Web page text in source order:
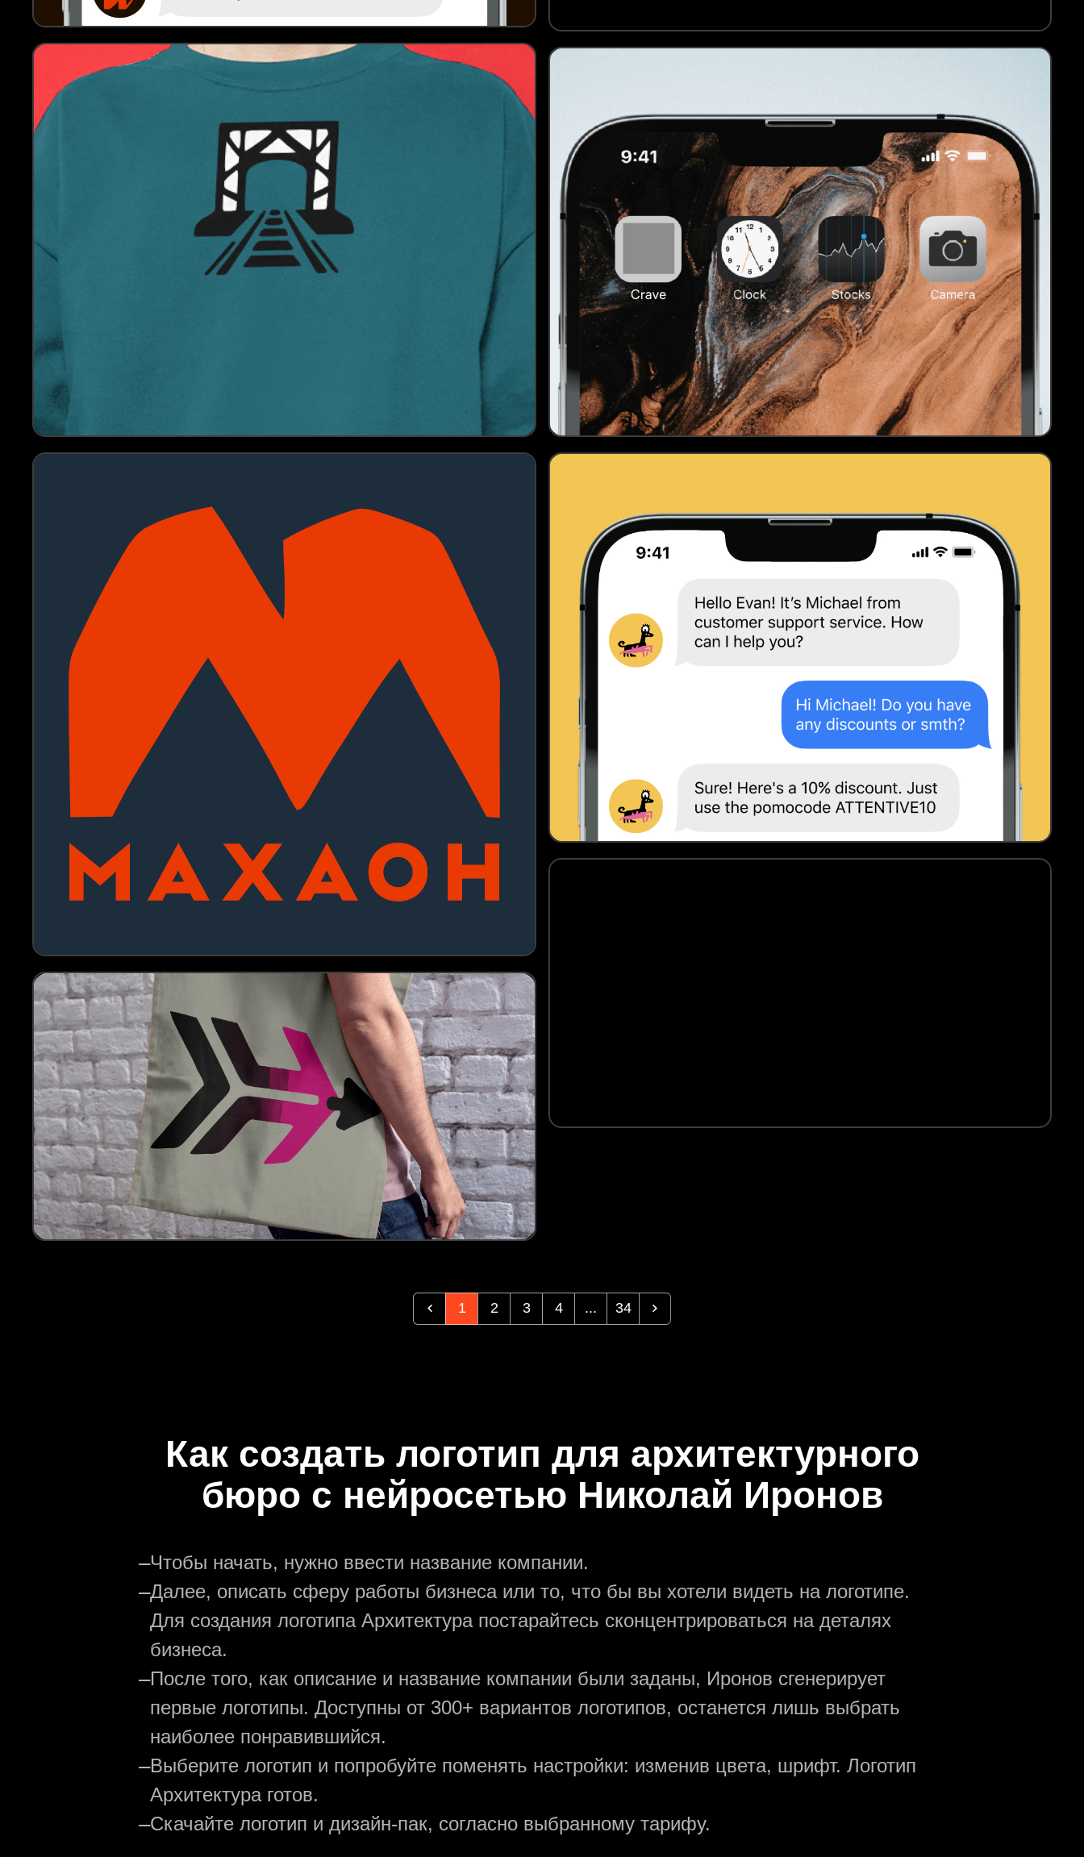
1 2 3 4 ... 34
Как создать логотип для архитектурного
бюро с нейросетью Николай Иронов
—Чтобы начать, нужно ввести название компании.
—Далее, описать сферу работы бизнеса или то, что бы вы хотели видеть на логотипе.
Для создания логотипа Архитектура постарайтесь сконцентрироваться на деталях
бизнеса.
—После того, как описание и название компании были заданы, Иронов сгенерирует
первые логотипы. Доступны от 300+ вариантов логотипов, останется лишь выбрать
наиболее понравившийся.
—Выберите логотип и попробуйте поменять настройки: изменив цвета, шрифт. Логотип
Архитектура готов.
—Скачайте логотип и дизайн-пак, согласно выбранному тарифу.